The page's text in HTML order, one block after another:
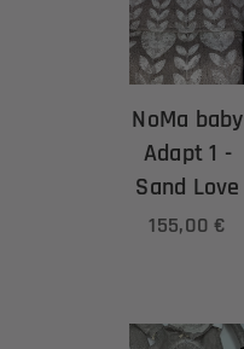
NoMa baby
Adapt 1 -
Sand Love
155,00 €